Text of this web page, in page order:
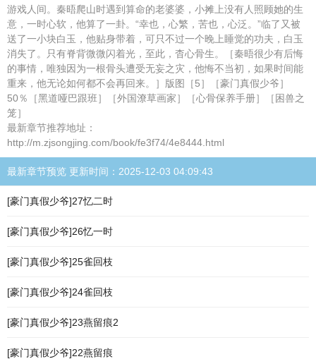
游戏人间。秦晤爬山时遇到算命的老婆婆，小摊上没有人照顾她的生
意，一时心软，他算了一卦。“幸也，心繁，苦也，心泛。”临了又被
送了一小块白玉，他贴身带着，可只不过一个晚上睡觉的功夫，白玉
消失了。只有脊背微微闪着光，至此，杳心骨生。［秦晤很少有后悔
的事情，唯独因为一根骨头遭受无妄之灾，他悔不当初，如果时间能
重来，他无论如何都不会再回来。］版图［5］［豪门真假少爷］
50％［黑道哑巴跟班］［外国潦草画家］［心骨保养手册］［困兽之
笼］
最新章节推荐地址：
http://m.zjsongjing.com/book/fe3f74/4e8444.html
最新章节预览 更新时间：2025-12-03 04:09:43
[豪门真假少爷]27忆二时
[豪门真假少爷]26忆一时
[豪门真假少爷]25雀回枝
[豪门真假少爷]24雀回枝
[豪门真假少爷]23燕留痕2
[豪门真假少爷]22燕留痕